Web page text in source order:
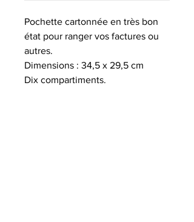
Pochette cartonnée en très bon
état pour ranger vos factures ou
autres.
Dimensions : 34,5 x 29,5 cm
Dix compartiments.